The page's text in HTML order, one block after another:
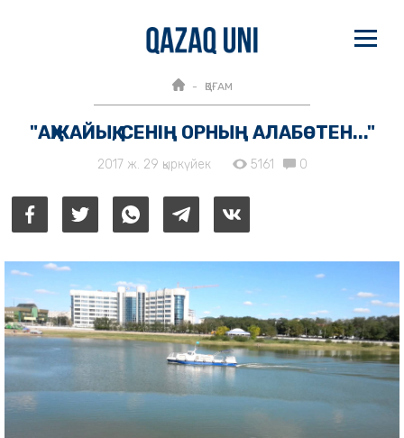
ҚОҒАМ
"АҚЖАЙЫҚ, СЕНІҢ ОРНЫҢ АЛАБӨТЕН..."
2017 ж. 29 қыркүйек 5161 0